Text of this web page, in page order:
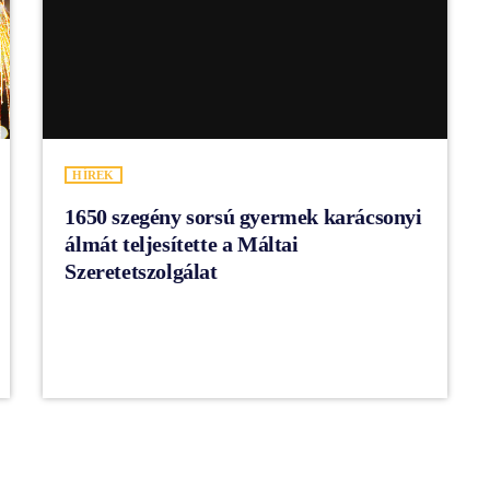
HÍREK
1650 szegény sorsú gyermek karácsonyi
álmát teljesítette a Máltai
Szeretetszolgálat